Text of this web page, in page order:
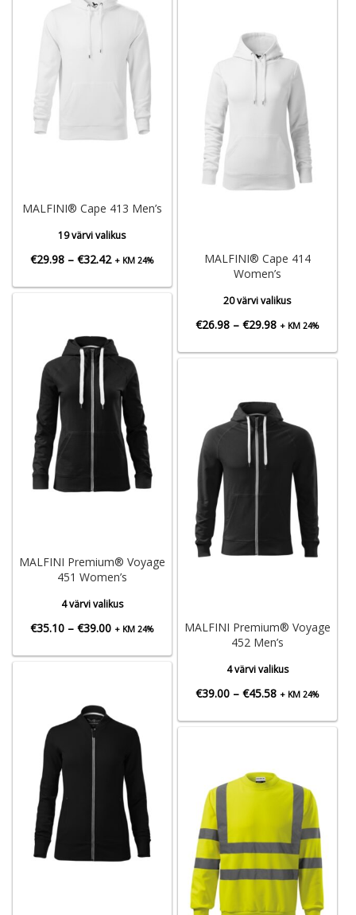
MALFINI® Cape 413 Men’s
19 värvi valikus
€29.98 – €32.42Hinnavahemik:
+ KM 24%
MALFINI® Cape 414
Women’s
20 värvi valikus
€26.98 – €29.98Hinnavahemik:
+ KM 24%
MALFINI Premium® Voyage
451 Women’s
4 värvi valikus
€35.10 – €39.00Hinnavahemik:
+ KM 24%
MALFINI Premium® Voyage
452 Men’s
4 värvi valikus
€39.00 – €45.58Hinnavahemik:
+ KM 24%